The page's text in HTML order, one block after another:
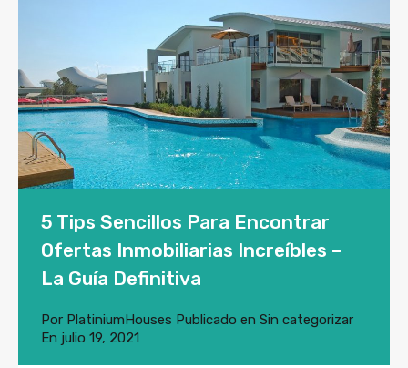
5 Tips Sencillos Para Encontrar
Ofertas Inmobiliarias Increíbles –
La Guía Definitiva
Por PlatiniumHouses Publicado en Sin categorizar
En julio 19, 2021